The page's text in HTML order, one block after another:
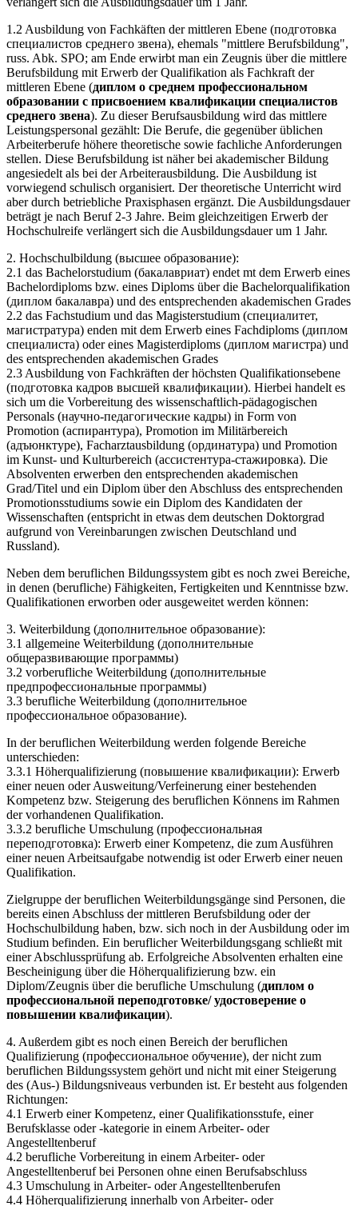
1.2 Ausbildung von Fachkäften der mittleren Ebene (подготовка
специалистов среднего звена), ehemals "mittlere Berufsbildung",
russ. Abk. SPO; am Ende erwirbt man ein Zeugnis über die mittlere
Berufsbildung mit Erwerb der Qualifikation als Fachkraft der
mittleren Ebene (диплом о среднем профессиональном
образовании с присвоением квалификации специалистов
среднего звена). Zu dieser Berufsausbildung wird das mittlere
Leistungspersonal gezählt: Die Berufe, die gegenüber üblichen
Arbeiterberufe höhere theoretische sowie fachliche Anforderungen
stellen. Diese Berufsbildung ist näher bei akademischer Bildung
angesiedelt als bei der Arbeiterausbildung. Die Ausbildung ist
vorwiegend schulisch organisiert. Der theoretische Unterricht wird
aber durch betriebliche Praxisphasen ergänzt. Die Ausbildungsdauer
beträgt je nach Beruf 2-3 Jahre. Beim gleichzeitigen Erwerb der
Hochschulreife verlängert sich die Ausbildungsdauer um 1 Jahr.
2. Hochschulbildung (высшее образование):
2.1 das Bachelorstudium (бакалавриат) endet mt dem Erwerb eines
Bachelordiploms bzw. eines Diploms über die Bachelorqualifikation
(диплом бакалавра) und des entsprechenden akademischen Grades
2.2 das Fachstudium und das Magisterstudium (специалитет,
магистратура) enden mit dem Erwerb eines Fachdiploms (диплом
специалиста) oder eines Magisterdiploms (диплом магистра) und
des entsprechenden akademischen Grades
2.3 Ausbildung von Fachkräften der höchsten Qualifikationsebene
(подготовка кадров высшей квалификации). Hierbei handelt es
sich um die Vorbereitung des wissenschaftlich-pädagogischen
Personals (научно-педагогические кадры) in Form von
Promotion (аспирантура), Promotion im Militärbereich
(адъюнктуре), Facharztausbildung (ординатура) und Promotion
im Kunst- und Kulturbereich (ассистентура-стажировка). Die
Absolventen erwerben den entsprechenden akademischen
Grad/Titel und ein Diplom über den Abschluss des entsprechenden
Promotionsstudiums sowie ein Diplom des Kandidaten der
Wissenschaften (entspricht in etwas dem deutschen Doktorgrad
aufgrund von Vereinbarungen zwischen Deutschland und
Russland).
Neben dem beruflichen Bildungssystem gibt es noch zwei Bereiche,
in denen (berufliche) Fähigkeiten, Fertigkeiten und Kenntnisse bzw.
Qualifikationen erworben oder ausgeweitet werden können:
3. Weiterbildung (дополнительное образование):
3.1 allgemeine Weiterbildung (дополнительные
общеразвивающие программы)
3.2 vorberufliche Weiterbildung (дополнительные
предпрофессиональные программы)
3.3 berufliche Weiterbildung (дополнительное
профессиональное образование).
In der beruflichen Weiterbildung werden folgende Bereiche
unterschieden:
3.3.1 Höherqualifizierung (повышение квалификации): Erwerb
einer neuen oder Ausweitung/Verfeinerung einer bestehenden
Kompetenz bzw. Steigerung des beruflichen Könnens im Rahmen
der vorhandenen Qualifikation.
3.3.2 berufliche Umschulung (профессиональная
переподготовка): Erwerb einer Kompetenz, die zum Ausführen
einer neuen Arbeitsaufgabe notwendig ist oder Erwerb einer neuen
Qualifikation.
Zielgruppe der beruflichen Weiterbildungsgänge sind Personen, die
bereits einen Abschluss der mittleren Berufsbildung oder der
Hochschulbildung haben, bzw. sich noch in der Ausbildung oder im
Studium befinden. Ein beruflicher Weiterbildungsgang schließt mit
einer Abschlussprüfung ab. Erfolgreiche Absolventen erhalten eine
Bescheinigung über die Höherqualifizierung bzw. ein
Diplom/Zeugnis über die berufliche Umschulung (диплом о
профессиональной переподготовке/ удостоверение о
повышении квалификации).
4. Außerdem gibt es noch einen Bereich der beruflichen
Qualifizierung (профессиональное обучение), der nicht zum
beruflichen Bildungssystem gehört und nicht mit einer Steigerung
des (Aus-) Bildungsniveaus verbunden ist. Er besteht aus folgenden
Richtungen:
4.1 Erwerb einer Kompetenz, einer Qualifikationsstufe, einer
Berufsklasse oder -kategorie in einem Arbeiter- oder
Angestelltenberuf
4.2 berufliche Vorbereitung in einem Arbeiter- oder
Angestelltenberuf bei Personen ohne einen Berufsabschluss
4.3 Umschulung in Arbeiter- oder Angestelltenberufen
4.4 Höherqualifizierung innerhalb von Arbeiter- oder